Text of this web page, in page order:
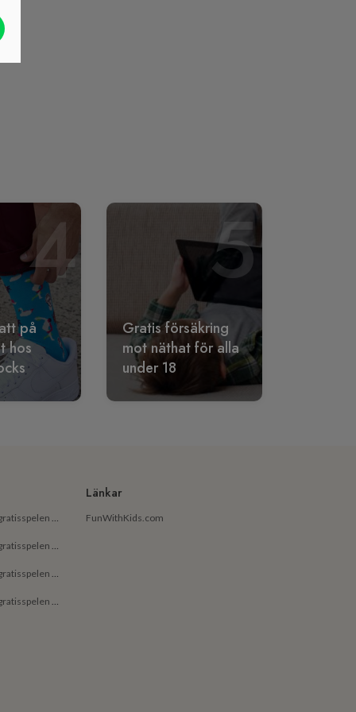
4
på
hos
5
Gratis försäkring
mot näthat för alla
under 18
De bästa gratisapparna och gratisspelen på Android för små barn
De bästa gratisapparna och gratisspelen på Android för barn
De bästa gratisapparna och gratisspelen på iPhone för små barn
De bästa gratisapparna och gratisspelen på iPhone för barn
Länkar
FunWithKids.com